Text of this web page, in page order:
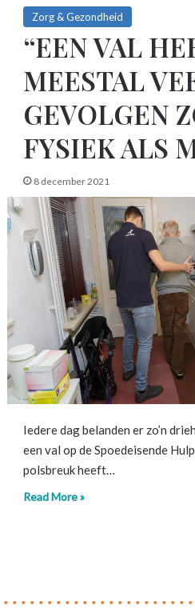
Zorg & Gezondheid
“EEN VAL
MEESTAL
GEVOLGEN
FYSIEK ALS
8 december 2021
Iedere dag belanden er zo’n
een val op de Spoedeisende
polsbreuk heeft…
Read More »